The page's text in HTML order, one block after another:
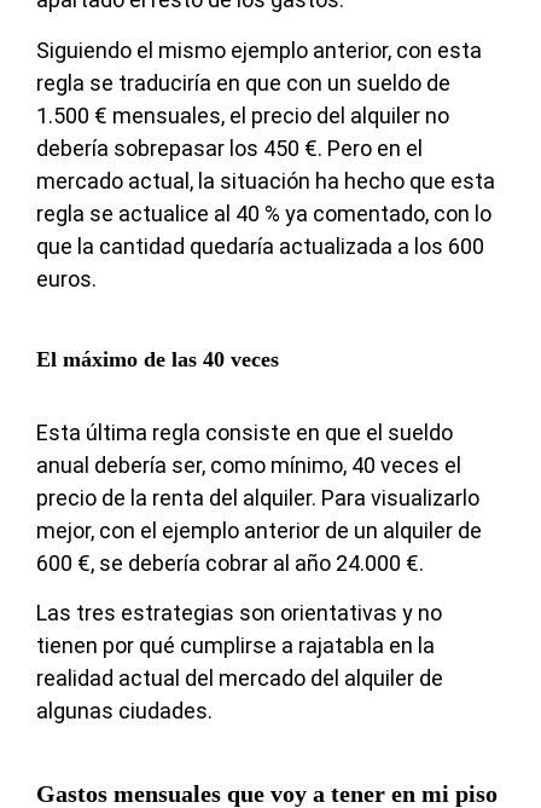
Siguiendo el mismo ejemplo anterior, con esta
regla se traduciría en que con un sueldo de
1.500 € mensuales, el precio del alquiler no
debería sobrepasar los 450 €. Pero en el
mercado actual, la situación ha hecho que esta
regla se actualice al 40 % ya comentado, con lo
que la cantidad quedaría actualizada a los 600
euros.
El máximo de las 40 veces
Esta última regla consiste en que el sueldo
anual debería ser, como mínimo, 40 veces el
precio de la renta del alquiler. Para visualizarlo
mejor, con el ejemplo anterior de un alquiler de
600 €, se debería cobrar al año 24.000 €.
Las tres estrategias son orientativas y no
tienen por qué cumplirse a rajatabla en la
realidad actual del mercado del alquiler de
algunas ciudades.
Gastos mensuales que voy a tener en mi piso